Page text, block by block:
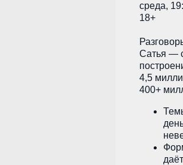
среда,
18+
Сатья —
4,5
400+